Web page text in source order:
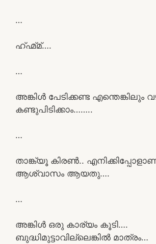
…
ഹ്ഹ്മ്മ്‌….
…
അങ്കിൾ പേടിക്കണ്ട എന്തെങ്കിലും
കണ്ടുപിടിക്കാം……..
…
താങ്ക്യൂ കിരൺ..
ആശ്വാസം ആയതു….
…
അങ്കിൾ ഒരു കാര്യം കൂടി….
ബുദ്ധിമുട്ടാവില്ലെങ്കിൽ മാത്രം…